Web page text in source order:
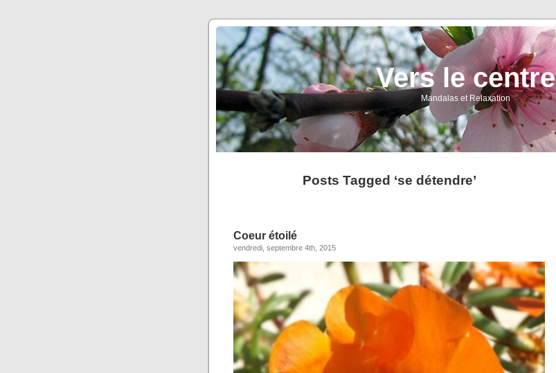
Vers le centre
Mandalas et Relaxation
Posts Tagged ‘se détendre’
Coeur étoilé
vendredi, septembre 4th, 2015